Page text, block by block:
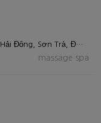
148 Nguyễn Thiện Kế, An Hải Đông, Sơn Trà, Đà Nẵng, Da Nang, Vietnam
massage spa